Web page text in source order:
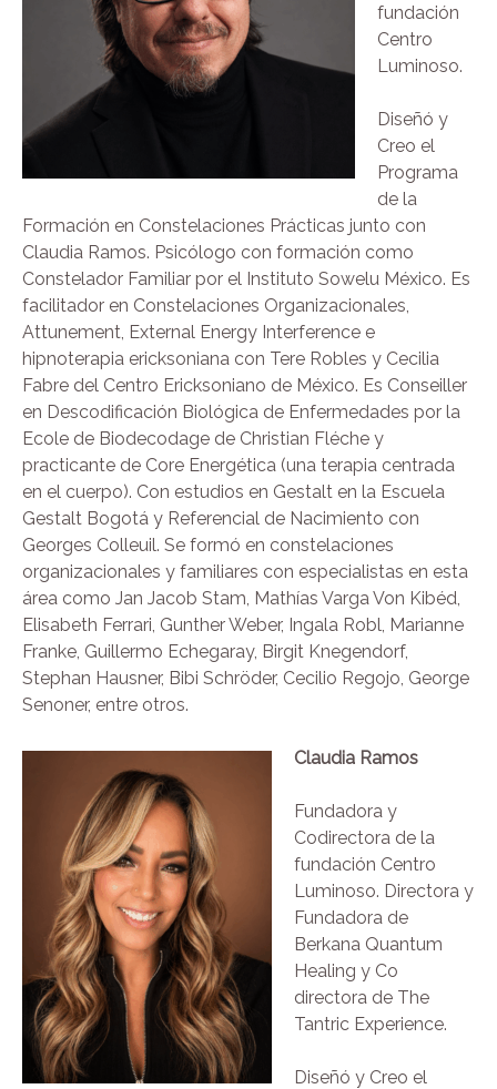
fundación
Centro
Luminoso.
Diseñó y
Creo el
Programa
de la
Formación en Constelaciones Prácticas junto con
Claudia Ramos. Psicólogo con formación como
Constelador Familiar por el Instituto Sowelu México. Es
facilitador en Constelaciones Organizacionales,
Attunement, External Energy Interference e
hipnoterapia ericksoniana con Tere Robles y Cecilia
Fabre del Centro Ericksoniano de México. Es Conseiller
en Descodificación Biológica de Enfermedades por la
Ecole de Biodecodage de Christian Fléche y
practicante de Core Energética (una terapia centrada
en el cuerpo). Con estudios en Gestalt en la Escuela
Gestalt Bogotá y Referencial de Nacimiento con
Georges Colleuil. Se formó en constelaciones
organizacionales y familiares con especialistas en esta
área como Jan Jacob Stam, Mathías Varga Von Kibéd,
Elisabeth Ferrari, Gunther Weber, Ingala Robl, Marianne
Franke, Guillermo Echegaray, Birgit Knegendorf,
Stephan Hausner, Bibi Schröder, Cecilio Regojo, George
Senoner, entre otros.
Claudia Ramos
Fundadora y
Codirectora de la
fundación Centro
Luminoso. Directora y
Fundadora de
Berkana Quantum
Healing y Co
directora de The
Tantric Experience.
Diseñó y Creo el